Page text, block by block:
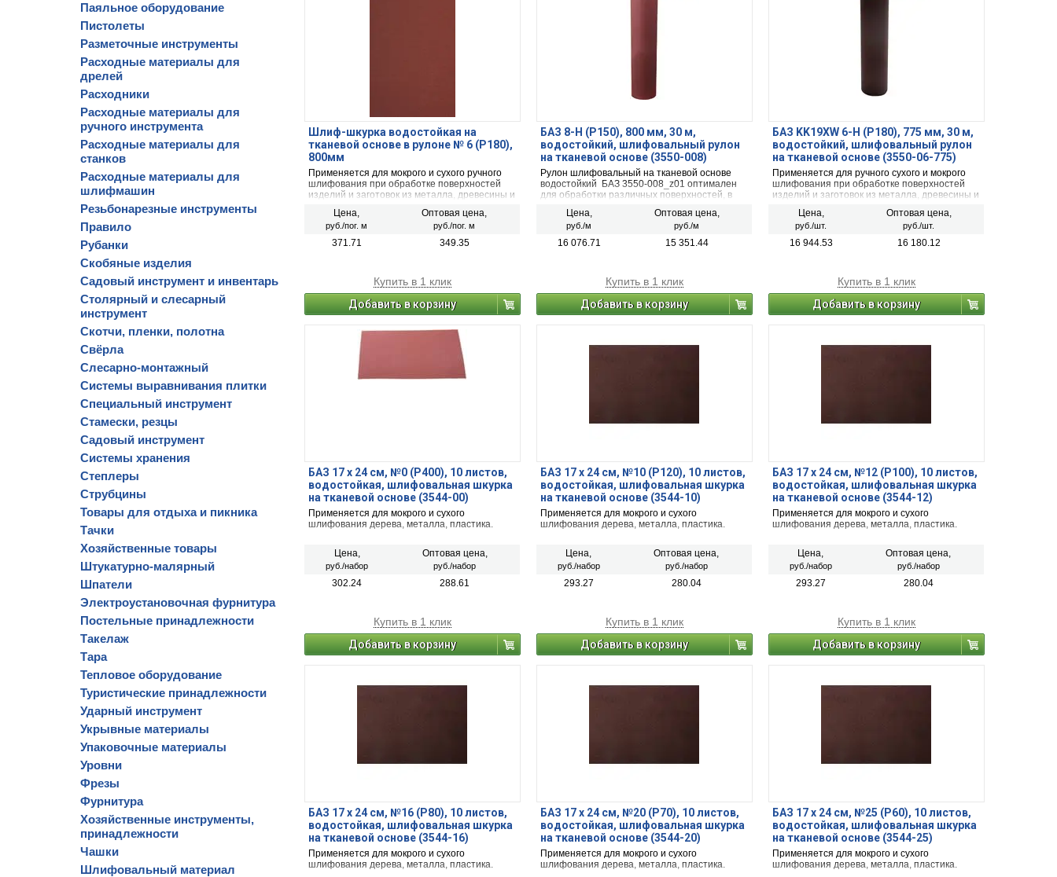
Паяльное оборудование
Пистолеты
Разметочные инструменты
Расходные материалы для
дрелей
Расходники
Расходные материалы для
ручного инструмента
Расходные материалы для
станков
Расходные материалы для
шлифмашин
Резьбонарезные инструменты
Правило
Рубанки
Скобяные изделия
Садовый инструмент и инвентарь
Столярный и слесарный
инструмент
Скотчи, пленки, полотна
Свёрла
Слесарно-монтажный
Системы выравнивания плитки
Специальный инструмент
Стамески, резцы
Садовый инструмент
Системы хранения
Степлеры
Струбцины
Товары для отдыха и пикника
Тачки
Хозяйственные товары
Штукатурно-малярный
Шпатели
Электроустановочная фурнитура
Постельные принадлежности
Такелаж
Тара
Тепловое оборудование
Туристические принадлежности
Ударный инструмент
Укрывные материалы
Упаковочные материалы
Уровни
Фрезы
Фурнитура
Хозяйственные инструменты,
принадлежности
Чашки
Шлифовальный материал
Шлиф-шкурка водостойкая на
тканевой основе в рулоне № 6 (P180),
800мм
Применяется для мокрого и сухого ручного
шлифования при обработке поверхностей
изделий и заготовок из металла, древесины и
Цена,
руб./пог. м
Оптовая цена,
руб./пог. м
371.71 349.35
Купить в 1 клик
Добавить в корзину
БАЗ 8-H (Р150), 800 мм, 30 м,
водостойкий, шлифовальный рулон
на тканевой основе (3550-008)
Рулон шлифовальный на тканевой основе
водостойкий БАЗ 3550-008_z01 оптимален
для обработки различных поверхностей, в
Цена,
руб./м
Оптовая цена,
руб./м
16 076.71 15 351.44
Купить в 1 клик
Добавить в корзину
БАЗ KK19XW 6-H (Р180), 775 мм, 30 м,
водостойкий, шлифовальный рулон
на тканевой основе (3550-06-775)
Применяется для ручного сухого и мокрого
шлифования при обработке поверхностей
изделий и заготовок из металла, древесины и
Цена,
руб./шт.
Оптовая цена,
руб./шт.
16 944.53 16 180.12
Купить в 1 клик
Добавить в корзину
БАЗ 17 х 24 см, №0 (Р400), 10 листов,
водостойкая, шлифовальная шкурка
на тканевой основе (3544-00)
Применяется для мокрого и сухого
шлифования дерева, металла, пластика.
Цена,
руб./набор
Оптовая цена,
руб./набор
302.24 288.61
Купить в 1 клик
Добавить в корзину
БАЗ 17 х 24 см, №10 (Р120), 10 листов,
водостойкая, шлифовальная шкурка
на тканевой основе (3544-10)
Применяется для мокрого и сухого
шлифования дерева, металла, пластика.
Цена,
руб./набор
Оптовая цена,
руб./набор
293.27 280.04
Купить в 1 клик
Добавить в корзину
БАЗ 17 х 24 см, №12 (Р100), 10 листов,
водостойкая, шлифовальная шкурка
на тканевой основе (3544-12)
Применяется для мокрого и сухого
шлифования дерева, металла, пластика.
Цена,
руб./набор
Оптовая цена,
руб./набор
293.27 280.04
Купить в 1 клик
Добавить в корзину
БАЗ 17 х 24 см, №16 (Р80), 10 листов,
водостойкая, шлифовальная шкурка
на тканевой основе (3544-16)
Применяется для мокрого и сухого
шлифования дерева, металла, пластика.
БАЗ 17 х 24 см, №20 (Р70), 10 листов,
водостойкая, шлифовальная шкурка
на тканевой основе (3544-20)
Применяется для мокрого и сухого
шлифования дерева, металла, пластика.
БАЗ 17 х 24 см, №25 (Р60), 10 листов,
водостойкая, шлифовальная шкурка
на тканевой основе (3544-25)
Применяется для мокрого и сухого
шлифования дерева, металла, пластика.